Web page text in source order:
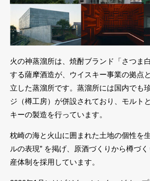
火の神蒸溜所は、焼酎ブランド「さつま
する薩摩酒造が、ウイスキー事業の拠点
立した蒸溜所です。蒸溜所には国内でも
ジ（樽工房）が併設されており、モルト
キーの製造を行っています。
枕崎の海と火山に囲まれた土地の個性を
ルの表現” を掲げ、原酒づくりから樽づ
産体制を採用しています。